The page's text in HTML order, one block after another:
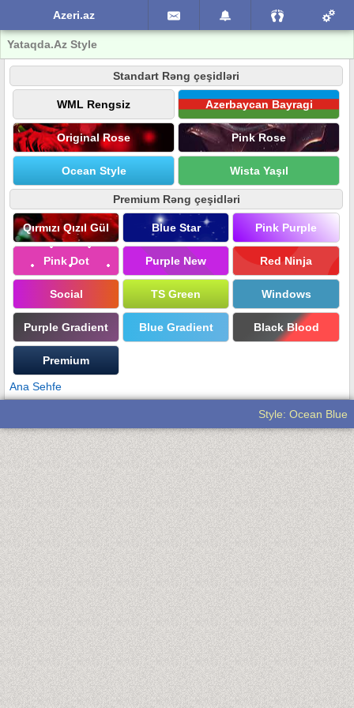
Azeri.az
Yataqda.Az Style
Standart Rəng çeşidləri
WML Rengsiz Azerbaycan Bayragi
Original Rose Pink Rose
Ocean Style Wista Yaşıl
Premium Rəng çeşidləri
Qırmızı Qızıl Gül Blue Star Pink Purple
Pink Dot Purple New Red Ninja
Social TS Green Windows
Purple Gradient Blue Gradient Black Blood
Premium
Ana Sehfe
Style: Ocean Blue